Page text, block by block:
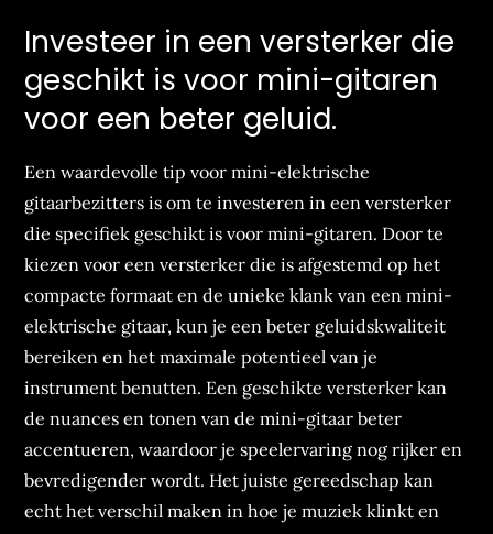
Investeer in een versterker die
geschikt is voor mini-gitaren
voor een beter geluid.
Een waardevolle tip voor mini-elektrische
gitaarbezitters is om te investeren in een versterker
die specifiek geschikt is voor mini-gitaren. Door te
kiezen voor een versterker die is afgestemd op het
compacte formaat en de unieke klank van een mini-
elektrische gitaar, kun je een beter geluidskwaliteit
bereiken en het maximale potentieel van je
instrument benutten. Een geschikte versterker kan
de nuances en tonen van de mini-gitaar beter
accentueren, waardoor je speelervaring nog rijker en
bevredigender wordt. Het juiste gereedschap kan
echt het verschil maken in hoe je muziek klinkt en